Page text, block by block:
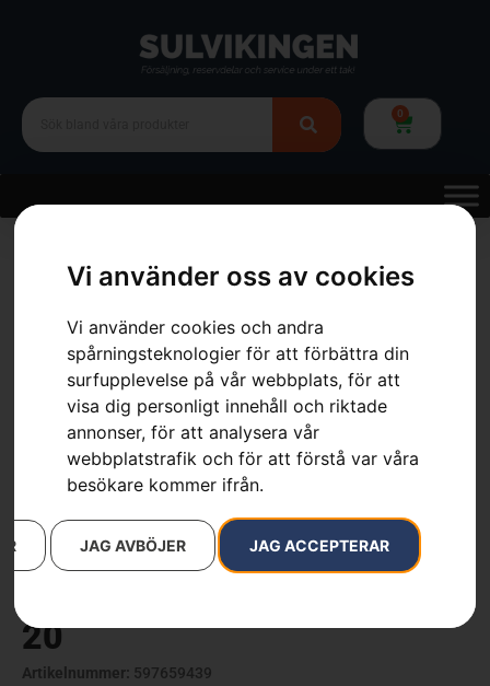
Vi använder oss av cookies
Vi använder cookies och andra
spårningsteknologier för att förbättra din
surfupplevelse på vår webbplats, för att
visa dig personligt innehåll och riktade
annonser, för att analysera vår
webbplatstrafik och för att förstå var våra
besökare kommer ifrån.
JAG ACCEPTERAR
JAG AVBÖJER
0
Classic 20
20
Artikelnummer: 597659439